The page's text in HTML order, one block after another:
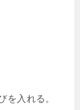
を入れる。